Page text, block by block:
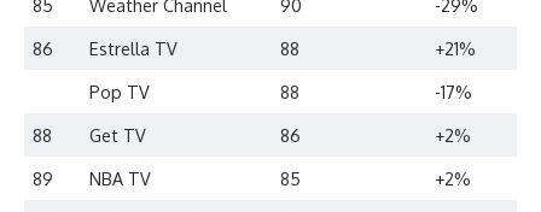
85 Weather Channel 90
-29%
86
Estrella TV 88
+21%
Pop TV
88
-17%
88
Get TV 86
+2%
89
NBA TV 85
+2%